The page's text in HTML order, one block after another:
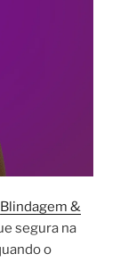
Blindagem &
segura na
o